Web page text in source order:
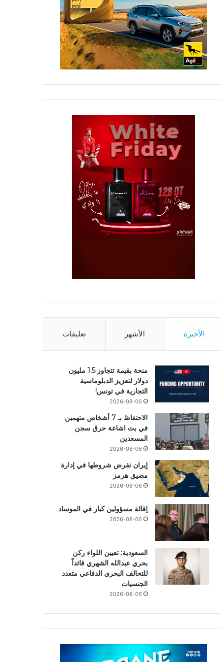
الأخيرة الأشهر تعليقات
منحة بقيمة تتجاوز 1.5 مليون
دولار لتعزيز الدبلوماسية
التجارية في تونس!
2026-08-06
الاحتفاظ بـ 7 أشخاص متهمين
في بث اشاعة حرق سجن
المسعدين
2026-08-06
إيران تفرض شروطها في إدارة
مضيق هرمز
2026-08-06
إقالة مسؤولين كبار في الموساد
2026-08-06
السعودية: تعيين اللواء ركن
بحري عبدالله الشهري قائداً
للتحالف البحري الدفاعي متعدد
الجنسيات
2026-08-06